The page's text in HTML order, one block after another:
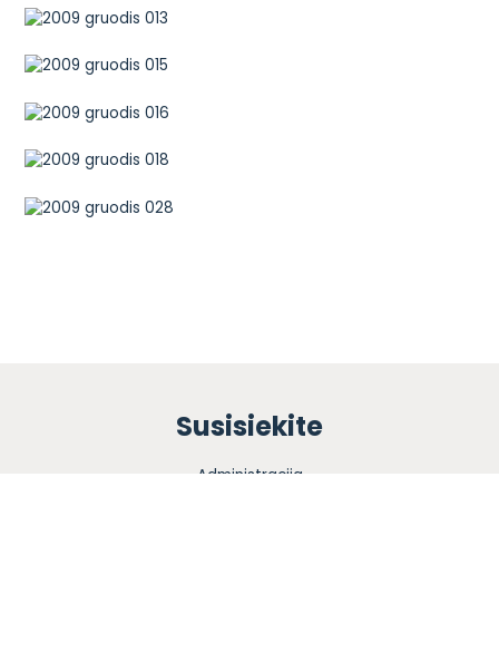
Susisiekite
Administracija